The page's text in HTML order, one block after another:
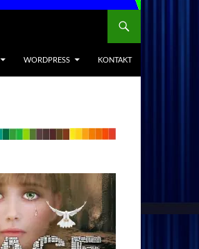
WORDPRESS KONTAKT